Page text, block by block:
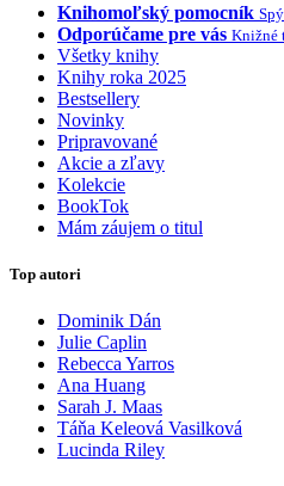
Knihomoľský pomocník
Odporúčame pre vás Knižné
Všetky knihy
Knihy roka 2025
Bestsellery
Novinky
Pripravované
Akcie a zľavy
Kolekcie
BookTok
Mám záujem o titul
Top autori
Dominik Dán
Julie Caplin
Rebecca Yarros
Ana Huang
Sarah J. Maas
Táňa Keleová Vasilková
Lucinda Riley